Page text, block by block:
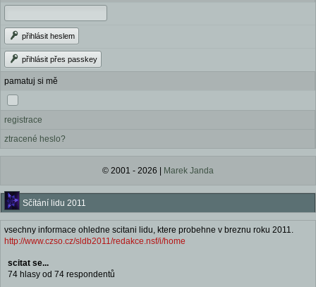
přihlásit heslem
přihlásit přes passkey
pamatuj si mě
registrace
ztracené heslo?
© 2001 - 2026 | Marek Janda
Sčítání lidu 2011
vsechny informace ohledne scitani lidu, ktere probehne v breznu roku 2011.
http://www.czso.cz/sldb2011/redakce.nsf/i/home
scitat se...
74 hlasy od 74 respondentů